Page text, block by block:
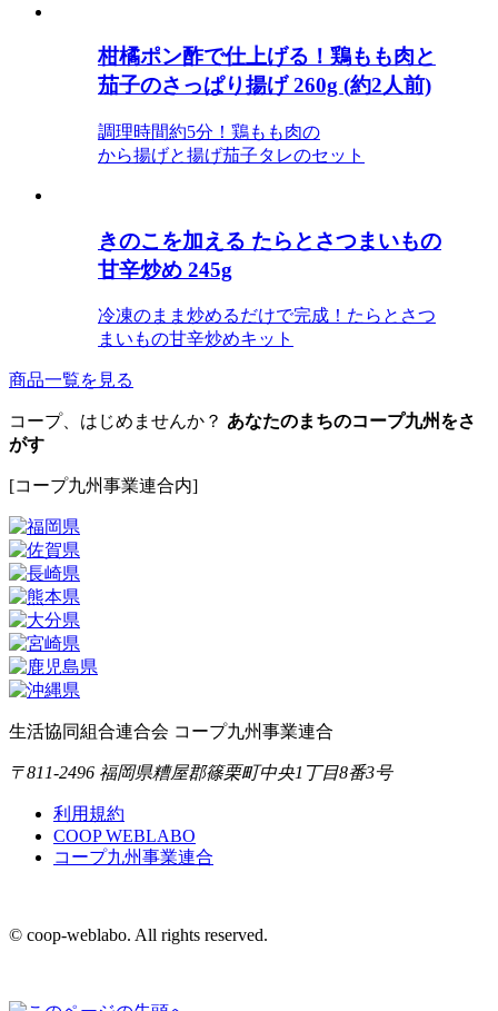
柑橘ポン酢で仕上げる！鶏もも肉と
茄子のさっぱり揚げ 260g (約2人前)
調理時間約5分！鶏もも肉の
から揚げと揚げ茄子タレのセット
きのこを加える たらとさつまいもの
甘辛炒め 245g
冷凍のまま炒めるだけで完成！たらとさつ
まいもの甘辛炒めキット
商品一覧を見る
コープ、はじめませんか？ あなたのまちのコープ九州をさ
がす
[コープ九州事業連合内]
生活協同組合連合会 コープ九州事業連合
〒811-2496 福岡県糟屋郡篠栗町中央1丁目8番3号
利用規約
COOP WEBLABO
コープ九州事業連合
© coop-weblabo. All rights reserved.